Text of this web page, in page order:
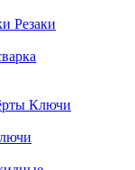
Резаки
Ключи